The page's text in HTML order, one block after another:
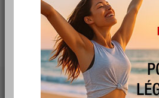
Joyeux
Aujourdhui.com
publié le 27/06/2012 à 05:27